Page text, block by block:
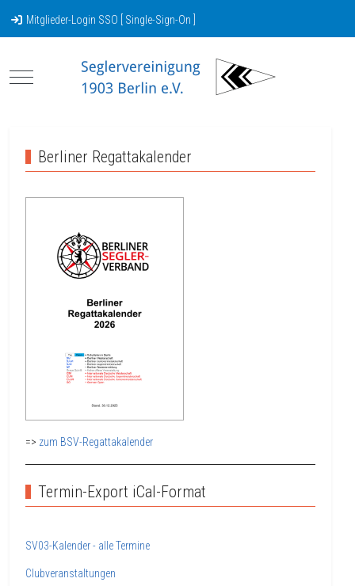
Mitglieder-Login SSO [ Single-Sign-On ]
Mobile Menu Toggle
Berliner Regattakalender
=> zum BSV-Regattakalender
Termin-Export iCal-Format
SV03-Kalender - alle Termine
Clubveranstaltungen